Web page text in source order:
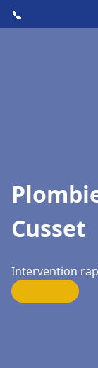
📞
Cusset
Intervention